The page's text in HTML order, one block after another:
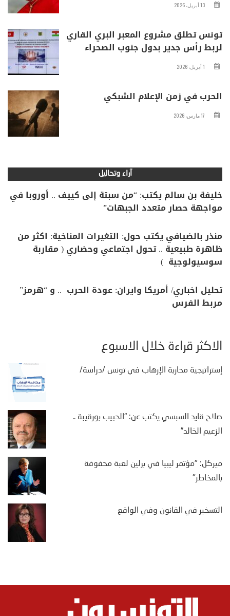
13 أبريل، 2026
تونس تطلق مشروع المعبر البري القاري
لربط رأس جدير بدول جنوب الصحراء
1 أبريل، 2026
الحرب في زمن الإعلام الشبكي
17 مارس، 2026
آراء وتحاليل
خليفة بن سالم يكتب: “من سبتة إلى كييف .. أوروبا في
مواجهة حصار متعدد الجبهات”
منذر بالضيافي يكتب حول: التغيرات المناخية: اكثر من
ظاهرة طبيعية .. تحول اجتماعي وحضاري ( مقاربة
سوسيولوجية )
تحليل اخباري/ أمريكا وايران: عودة الحرب .. و “هرمز”
مربط الفرس
الأكثر قراءة خلال الأسبوع
إستراتيجية محاربة الإرهاب في تونس /دراسة/
صلاح قايد السبسي يكتب عن: “الحبيب بورقيبة ..
الزعيم الخالد”
ميركل: "مؤتمر ليبيا في برلين لعبة محفوفة
بالمخاطر"
التسخير في القانون وفي الواقع